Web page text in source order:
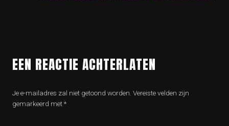
EEN REACTIE ACHTERLATEN
Je e-mailadres zal niet getoond worden. Vereiste velden zijn
gemarkeerd met*